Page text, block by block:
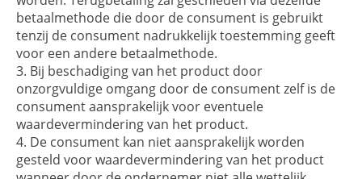
betaalmethode die door de consument is gebruikt
tenzij de consument nadrukkelijk toestemming geeft
voor een andere betaalmethode.
Bij beschadiging van het product door
onzorgvuldige omgang door de consument zelf is de
consument aansprakelijk voor eventuele
waardevermindering van het product.
De consument kan niet aansprakelijk worden
gesteld voor waardevermindering van het product